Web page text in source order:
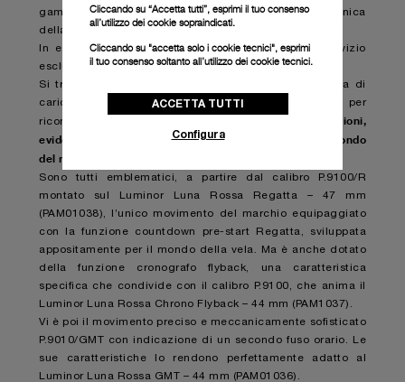
gamma dei movimenti, una tangibile conquista tecnica
della Manifattura Panerai di Neuchâtel.
In essi la complessità si traduce in praticità, al servizio
esclusivo della funzionalità.
Si tratta di tre calibri a carica automatica con riserva di
carica di tre giorni, appositamente progettati per
riconfermare e,
attraverso le rispettive complicazioni,
evidenziare il rapporto ancestrale e reciproco con il mondo
del mare che accomuna Panerai e Luna Rossa.
Sono tutti emblematici, a partire dal calibro P.9100/R
montato sul Luminor Luna Rossa Regatta – 47 mm
(PAM01038), l’unico movimento del marchio equipaggiato
con la funzione countdown pre-start Regatta, sviluppata
appositamente per il mondo della vela. Ma è anche dotato
della funzione cronografo flyback, una caratteristica
specifica che condivide con il calibro P.9100, che anima il
Luminor Luna Rossa Chrono Flyback – 44 mm (PAM1037).
Vi è poi il movimento preciso e meccanicamente sofisticato
P.9010/GMT con indicazione di un secondo fuso orario. Le
sue caratteristiche lo rendono perfettamente adatto al
Luminor Luna Rossa GMT – 44 mm (PAM01036).
Cliccando su “Accetta tutti”, esprimi il tuo consenso
all’utilizzo dei cookie sopraindicati.
Cliccando su "accetta solo i cookie tecnici", esprimi
il tuo consenso soltanto all’utilizzo dei cookie tecnici.
ACCETTA TUTTI
Configura